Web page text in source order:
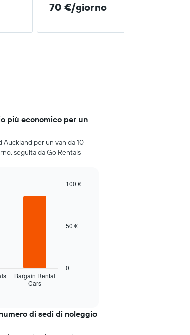
70 €/giorno
più economico per un
per un van da 10
seguita da Go Rentals
Bargain Rental
Cars
0
50 €
100 €
di sedi di noleggio